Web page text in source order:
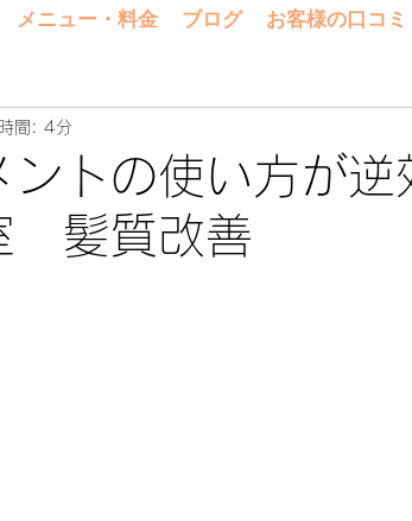
メニュー・料金 ブログ お客様の口コミ
ントの使い方が
髪質改善
間: 4分